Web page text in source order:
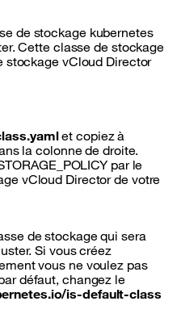
de stockage kubernetes
Cette classe de stockage
stockage vCloud Director
et copiez à
la colonne de droite.
par le
vCloud Director de votre
de stockage qui sera
Si vous créez
vous ne voulez pas
défaut, changez le
is-default-class